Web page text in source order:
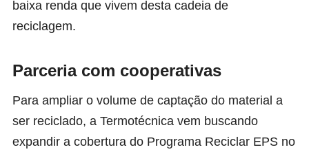
baixa renda que vivem desta cadeia de
reciclagem.
Parceria com cooperativas
Para ampliar o volume de captação do material a
ser reciclado, a Termotécnica vem buscando
expandir a cobertura do Programa Reciclar EPS no